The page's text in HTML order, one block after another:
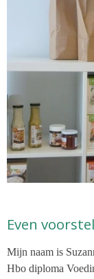
Even
Mijn naam is
Hbo diploma